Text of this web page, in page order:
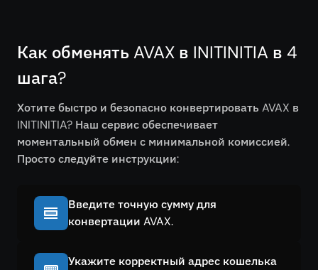
Как обменять AVAX в INITINITIA в 4
шага?
Хотите быстро и безопасно конвертировать AVAX в
INITINITIA? Наш сервис обеспечивает
моментальный обмен с минимальной комиссией.
Просто следуйте инструкции:
Введите точную сумму для
конвертации AVAX.
Укажите корректный адрес кошелька